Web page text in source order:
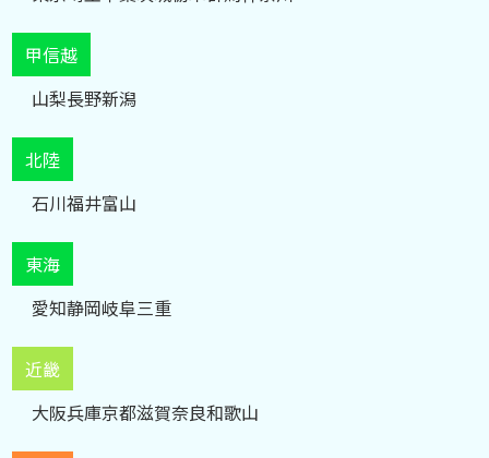
甲信越
山梨長野新潟
北陸
石川福井富山
東海
愛知静岡岐阜三重
近畿
大阪兵庫京都滋賀奈良和歌山